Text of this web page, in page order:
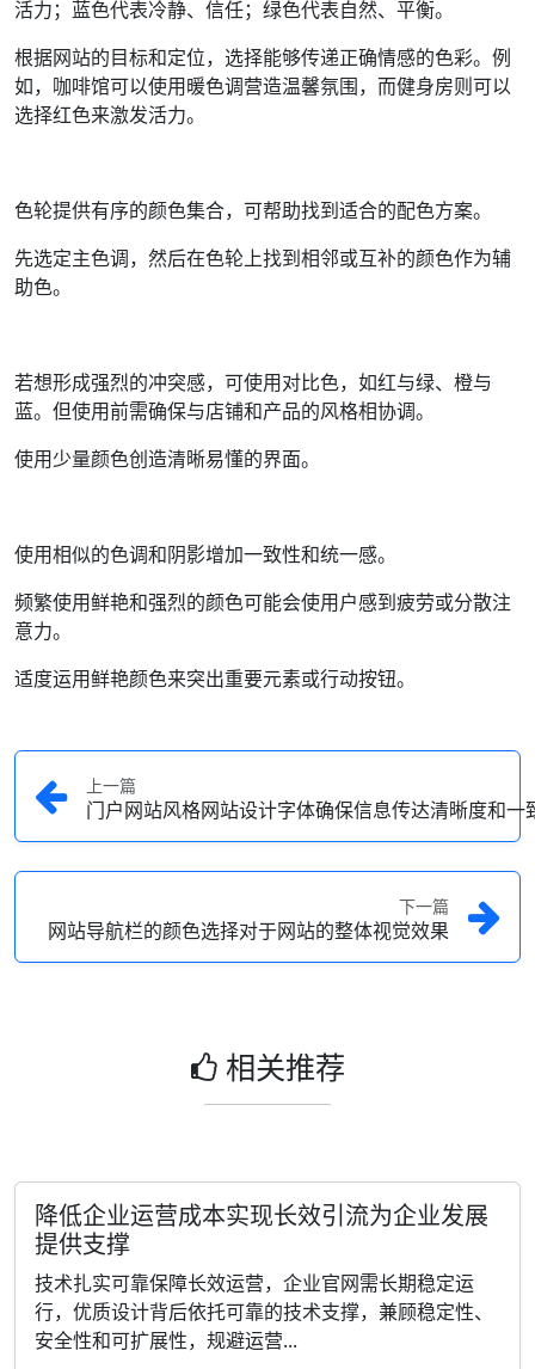
活力；蓝色代表冷静、信任；绿色代表自然、平衡。
根据网站的目标和定位，选择能够传递正确情感的色彩。例
如，咖啡馆可以使用暖色调营造温馨氛围，而健身房则可以
选择红色来激发活力。
色轮提供有序的颜色集合，可帮助找到适合的配色方案。
先选定主色调，然后在色轮上找到相邻或互补的颜色作为辅
助色。
若想形成强烈的冲突感，可使用对比色，如红与绿、橙与
蓝。但使用前需确保与店铺和产品的风格相协调。
使用少量颜色创造清晰易懂的界面。
使用相似的色调和阴影增加一致性和统一感。
频繁使用鲜艳和强烈的颜色可能会使用户感到疲劳或分散注
意力。
适度运用鲜艳颜色来突出重要元素或行动按钮。
上一篇
门户网站风格网站设计字体确保信息传达清晰度和一
下一篇
网站导航栏的颜色选择对于网站的整体视觉效果
相关推荐
降低企业运营成本实现长效引流为企业发展
提供支撑
技术扎实可靠保障长效运营，企业官网需长期稳定运
行，优质设计背后依托可靠的技术支撑，兼顾稳定性、
安全性和可扩展性，规避运营...